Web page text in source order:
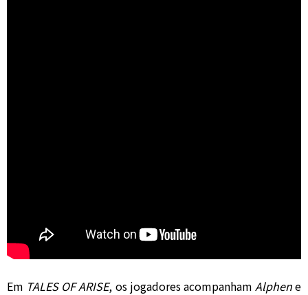
Em TALES OF ARISE, os jogadores acompanham Alphene